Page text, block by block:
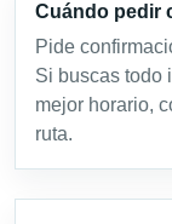
Cuándo pedir
Pide
Si buscas todo
mejor horario,
ruta.